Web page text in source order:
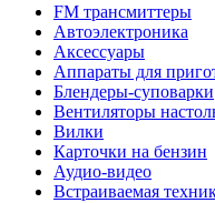
FM трансмиттеры
Автоэлектроника
Аксессуары
Аппараты для
Блендеры-суповарки
Вентиляторы
Вилки
Карточки на бензин
Аудио-видео
Встраиваемая